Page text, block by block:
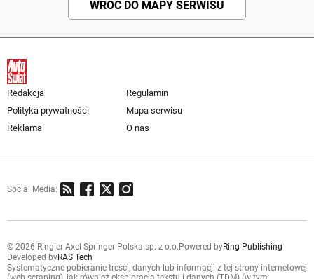
WRÓĆ DO MAPY SERWISU
Redakcja
Regulamin
Polityka prywatności
Mapa serwisu
Reklama
O nas
Social Media:
© 2026 Ringier Axel Springer Polska sp. z o.o. Powered byRing Publishing
Developed byRAS Tech
Systematyczne pobieranie treści, danych lub informacji z tej strony internetowej